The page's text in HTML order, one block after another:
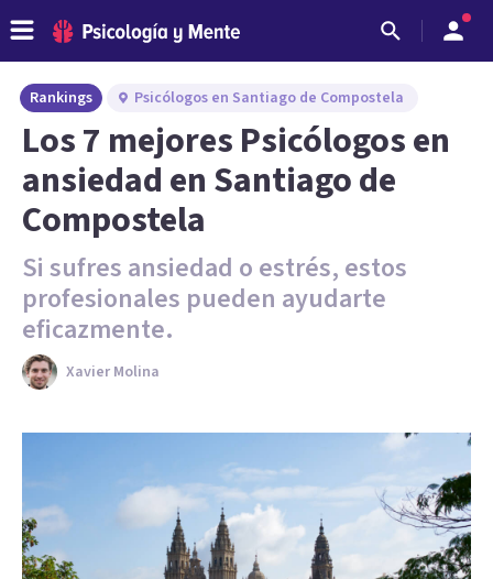
Rankings Psicólogos en Santiago de Compostela
Los 7 mejores Psicólogos en
ansiedad en Santiago de
Compostela
Si sufres ansiedad o estrés, estos
profesionales pueden ayudarte
eficazmente.
Xavier Molina